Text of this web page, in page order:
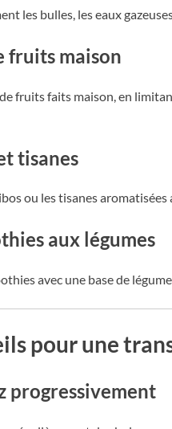
les bulles, les eaux
fruits maison
fruits faits maison, en
tisanes
ou les tisanes
aux légumes
avec une base de
pour une
progressivement